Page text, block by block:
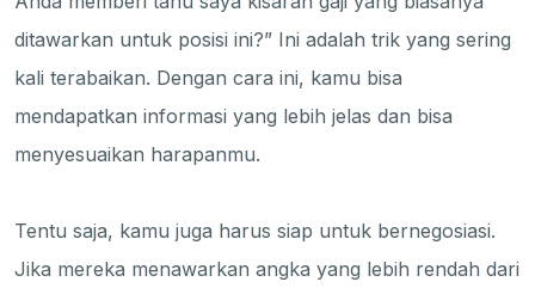
ditawarkan untuk posisi ini?” Ini adalah trik yang sering
kali terabaikan. Dengan cara ini, kamu bisa
mendapatkan informasi yang lebih jelas dan bisa
menyesuaikan harapanmu.
Tentu saja, kamu juga harus siap untuk bernegosiasi.
Jika mereka menawarkan angka yang lebih rendah dari